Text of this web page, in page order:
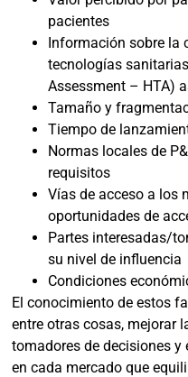
pacientes
Información sobre la
tecnologías
Assessment – HTA)
Tamaño y
Tiempo de
Normas locales de
requisitos
Vías de acceso a los
oportunidades de
Partes interesadas/
su nivel de influencia
Condiciones
El conocimiento de estos
entre otras cosas, mejorar
tomadores de decisiones
en cada mercado que